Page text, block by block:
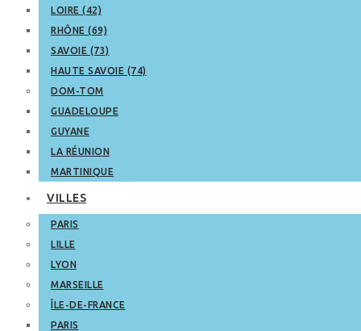
LOIRE (42)
RHÔNE (69)
SAVOIE (73)
HAUTE SAVOIE (74)
DOM-TOM
GUADELOUPE
GUYANE
LA RÉUNION
MARTINIQUE
VILLES
PARIS
LILLE
LYON
MARSEILLE
ÎLE-DE-FRANCE
PARIS